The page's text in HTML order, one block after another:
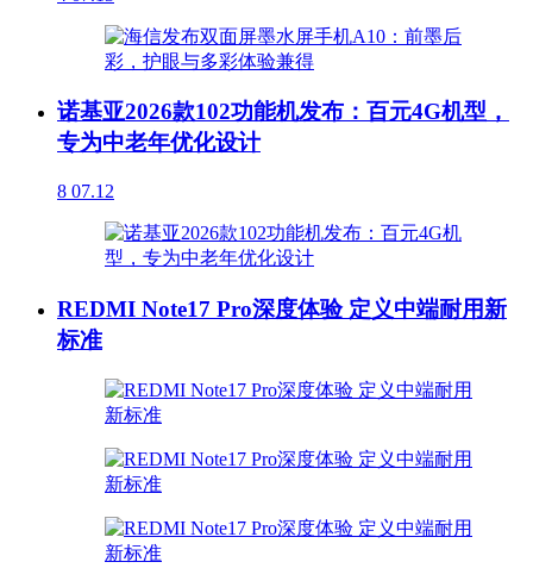
诺基亚2026款102功能机发布：百元4G机型，
专为中老年优化设计
8 07.12
REDMI Note17 Pro深度体验 定义中端耐用新
标准